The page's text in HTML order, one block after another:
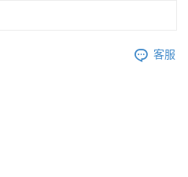
客服